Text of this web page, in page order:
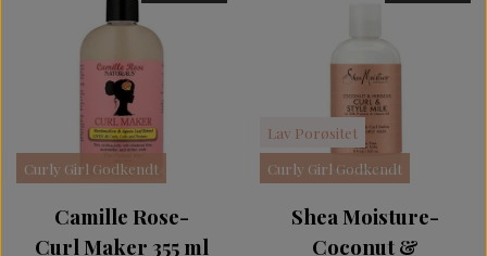
Curly Girl Godkendt
Camille Rose-
Curl Maker 355 ml
Lav Porøsitet
Curly Girl Godkendt
Shea Moisture-
Coconut &